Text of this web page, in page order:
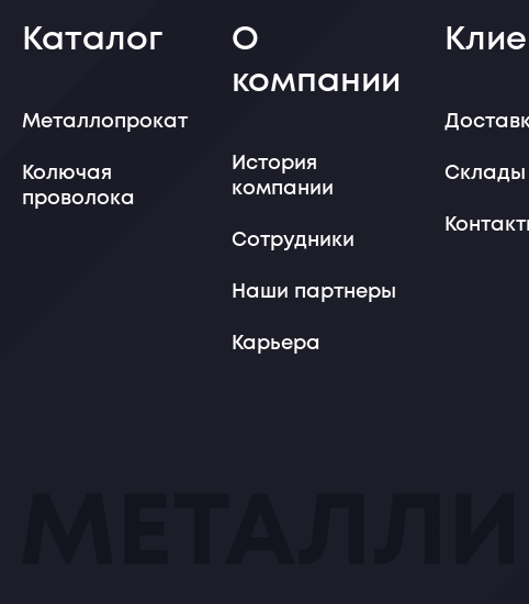
Каталог
Металлопрокат
Колючая
проволока
О
компании
История
компании
Сотрудники
Наши партнеры
Карьера
Склады